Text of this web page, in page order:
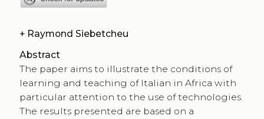
+ Raymond Siebetcheu
Abstract
The paper aims to illustrate the conditions of
learning and teaching of Italian in Africa with
particular attention to the use of technologies.
The results presented are based on a